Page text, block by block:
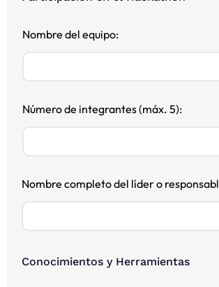
Nombre del equipo:
Número de integrantes (máx. 5):
Nombre completo del líder o
Conocimientos y Herramientas